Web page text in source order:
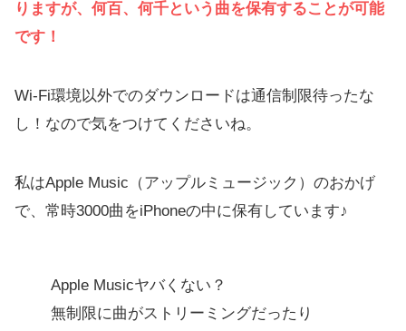
りますが、何百、何千という曲を保有することが可能
です！
Wi-Fi環境以外でのダウンロードは通信制限待ったな
し！なので気をつけてくださいね。
私はApple Music（アップルミュージック）のおかげ
で、常時3000曲をiPhoneの中に保有しています♪
Apple Musicヤバくない？
無制限に曲がストリーミングだったり